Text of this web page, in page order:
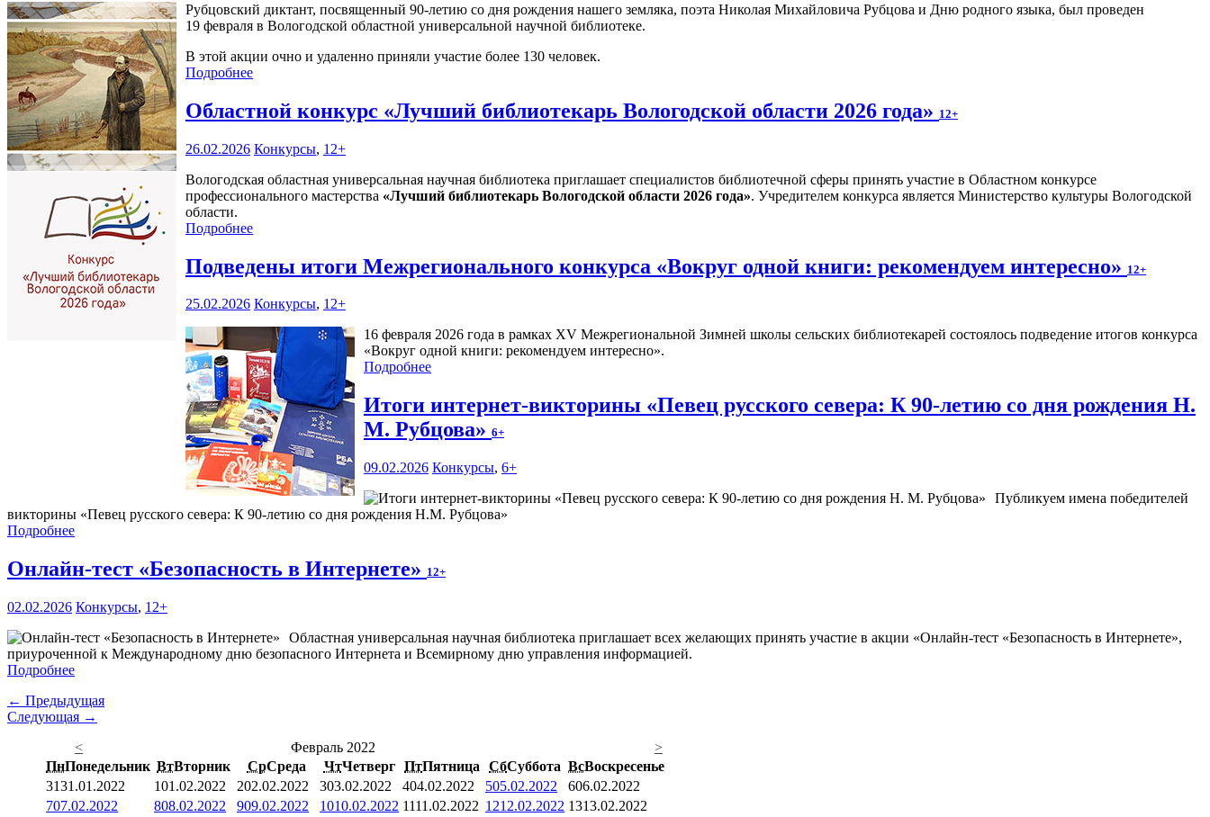
Рубцовский диктант, посвященный 90-летию со дня рождения нашего земляка, поэта Николая Михайловича Рубцова и Дню родного языка, был проведен
19 февраля в Вологодской областной универсальной научной библиотеке.
В этой акции очно и удаленно приняли участие более 130 человек.
Подробнее
Областной конкурс «Лучший библиотекарь Вологодской области 2026 года» 12+
26.02.2026 Конкурсы, 12+
Вологодская областная универсальная научная библиотека приглашает специалистов библиотечной сферы принять участие в Областном конкурсе
профессионального мастерства «Лучший библиотекарь Вологодской области 2026 года». Учредителем конкурса является Министерство культуры Вологодской
области.
Подробнее
Подведены итоги Межрегионального конкурса «Вокруг одной книги: рекомендуем интересно» 12+
25.02.2026 Конкурсы, 12+
16 февраля 2026 года в рамках XV Межрегиональной Зимней школы сельских библиотекарей состоялось подведение итогов конкурса
«Вокруг одной книги: рекомендуем интересно».
Подробнее
Итоги интернет-викторины «Певец русского севера: К 90-летию со дня рождения Н.
М. Рубцова» 6+
09.02.2026 Конкурсы, 6+
Публикуем имена победителей
викторины «Певец русского севера: К 90-летию со дня рождения Н.М. Рубцова»
Подробнее
Онлайн-тест «Безопасность в Интернете» 12+
02.02.2026 Конкурсы, 12+
Областная универсальная научная библиотека приглашает всех желающих принять участие в акции «Онлайн-тест «Безопасность в Интернете»,
приуроченной к Международному дню безопасного Интернета и Всемирному дню управления информацией.
Подробнее
← Предыдущая
Следующая →
<
Февраль 2022
>
ПнПонедельник ВтВторник СрСреда ЧтЧетверг ПтПятница СбСуббота ВсВоскресенье
3131.01.2022 101.02.2022 202.02.2022 303.02.2022 404.02.2022 505.02.2022 606.02.2022
707.02.2022 808.02.2022 909.02.2022 1010.02.2022 1111.02.2022 1212.02.2022 1313.02.2022